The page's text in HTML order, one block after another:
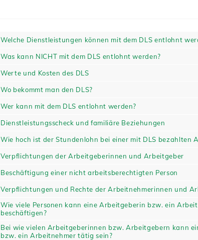
Welche Dienstleistungen können mit dem DLS entlohnt
Was kann NICHT mit dem DLS entlohnt werden?
Werte und Kosten des DLS
Wo bekommt man den DLS?
Wer kann mit dem DLS entlohnt werden?
Dienstleistungsscheck und familiäre Beziehungen
Wie hoch ist der Stundenlohn bei einer mit DLS bezahlten
Verpflichtungen der Arbeitgeberinnen und Arbeitgeber
Beschäftigung einer nicht arbeitsberechtigten Person
Verpflichtungen und Rechte der Arbeitnehmerinnen und
Wie viele Personen kann eine Arbeitgeberin bzw. ein
beschäftigen?
Bei wie vielen Arbeitgeberinnen bzw. Arbeitgebern kann
bzw. ein Arbeitnehmer tätig sein?